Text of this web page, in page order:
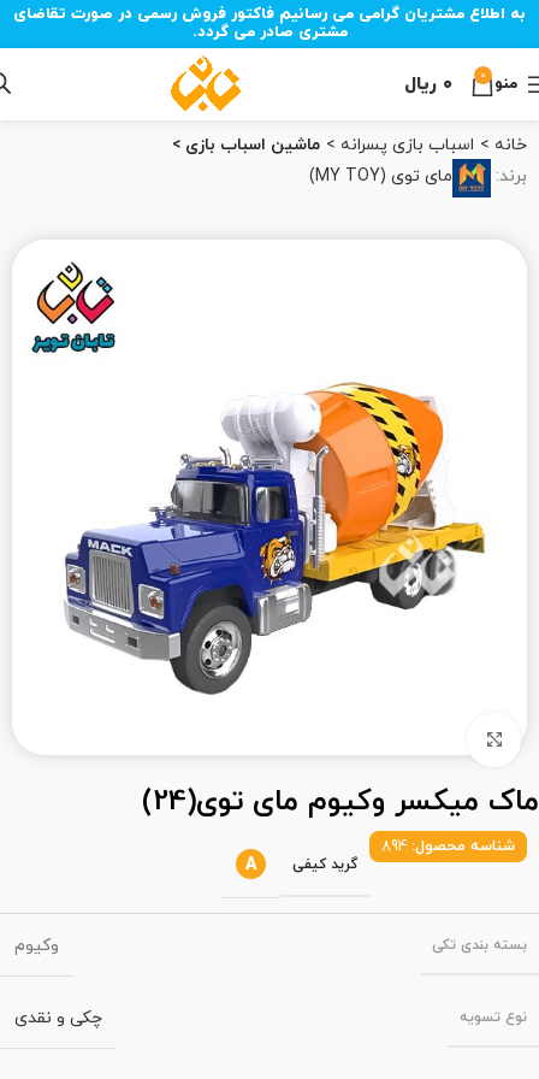
به اطلاع مشتریان گرامی می رسانیم فاکتور فروش رسمی در صورت تقاضای
مشتری صادر می گردد.
منو 0 ۰ ریال
خانه اسباب بازی پسرانه
ماشین اسباب بازی
برند:
مای توی (MY TOY)
ماک میکسر وکیوم مای توی(24)
شناسه محصول: 894
گرید کیفی A
بسته‌ بندی تکی وکیوم
نوع تسویه چکی و نقدی